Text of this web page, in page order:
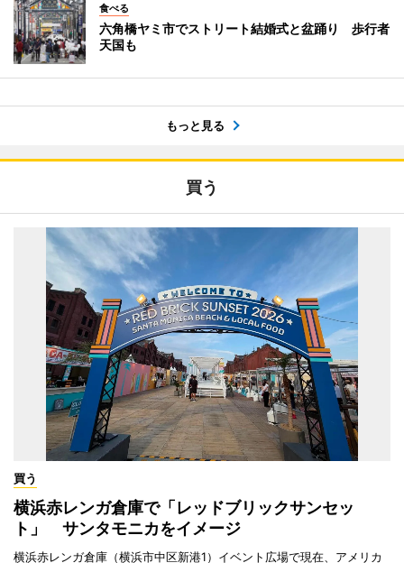
食べる
六角橋ヤミ市でストリート結婚式と盆踊り 歩行者
天国も
もっと見る
買う
買う
横浜赤レンガ倉庫で「レッドブリックサンセッ
ト」 サンタモニカをイメージ
横浜赤レンガ倉庫（横浜市中区新港1）イベント広場で現在、アメリカ